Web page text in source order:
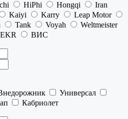
HiPhi Hongqi
Iran
Kaiyi Karry
Leap Motor
Tank Voyah
Weltmeister
ВИС
Универсал
Кабриолет